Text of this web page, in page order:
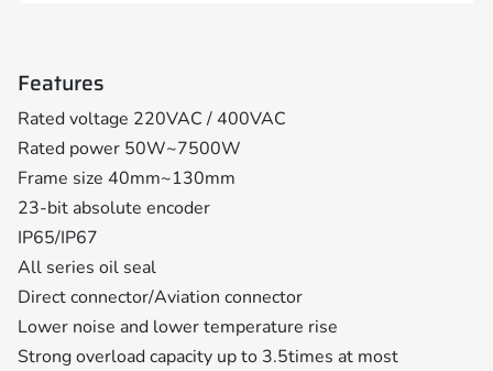
Features
Rated voltage 220VAC / 400VAC
Rated power 50W~7500W
Frame size 40mm~130mm
23-bit absolute encoder
IP65/IP67
All series oil seal
Direct connector/Aviation connector
Lower noise and lower temperature rise
Strong overload capacity up to 3.5times at most